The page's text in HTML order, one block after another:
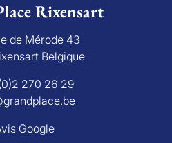
Rixensart
de Mérode 43
Belgique
270 26 29
Google